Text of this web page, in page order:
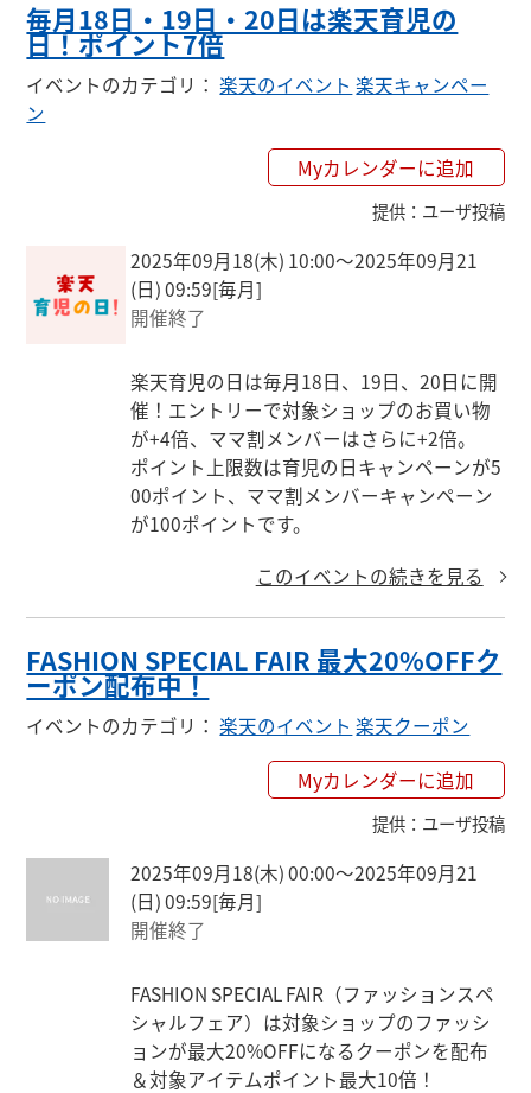
毎月18日・19日・20日は楽天育児の
日！ポイント7倍
イベントのカテゴリ ： 楽天のイベント 楽天キャンペー
ン
Myカレンダーに追加
提供： ユーザ投稿
2025年09月18(木) 10:00〜2025年09月21
(日) 09:59[毎月]
開催終了
楽天育児の日は毎月18日、19日、20日に開
催！エントリーで対象ショップのお買い物
が+4倍、ママ割メンバーはさらに+2倍。
ポイント上限数は育児の日キャンペーンが5
00ポイント、ママ割メンバーキャンペーン
が100ポイントです。
このイベントの続きを見る
FASHION SPECIAL FAIR 最大20%OFFク
ーポン配布中！
イベントのカテゴリ ： 楽天のイベント 楽天クーポン
Myカレンダーに追加
提供： ユーザ投稿
2025年09月18(木) 00:00〜2025年09月21
(日) 09:59[毎月]
開催終了
FASHION SPECIAL FAIR（ファッションスペ
シャルフェア）は対象ショップのファッシ
ョンが最大20%OFFになるクーポンを配布
＆対象アイテムポイント最大10倍！